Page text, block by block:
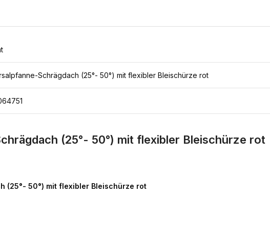
Schrägdach (25°- 50°) mit flexibler Bleischürze rot
(25°- 50°) mit flexibler Bleischürze rot
(25°- 50°) mit flexibler Bleischürze rot